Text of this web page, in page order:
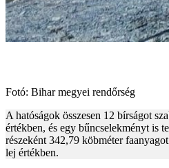
Fotó: Bihar megyei rendőrség
A hatóságok összesen 12 bírságot
értékben, és egy bűncselekményt is
részeként 342,79 köbméter
lej értékben.